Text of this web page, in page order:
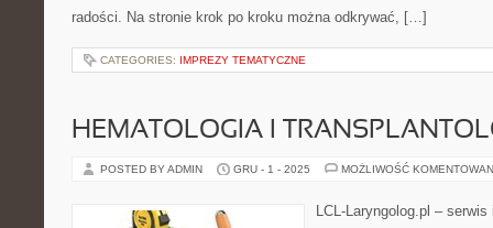
radości. Na stronie krok po kroku można odkrywać, […]
CATEGORIES: IMPREZY TEMATYCZNE
HEMATOLOGIA I
POSTED BY ADMIN GRU - 1 - 2025 MOŻLIWOŚĆ
LCL-Laryngolog.pl –